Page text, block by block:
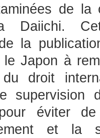
de la
Daiichi.
de la
le Japon à
droit
éviter
et